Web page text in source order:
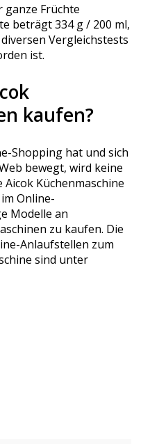
Früchte
beträgt 334 g / 200 ml,
Vergleichstests
ist.
kaufen?
Shopping hat und sich
bewegt, wird keine
Küchenmaschine
Online-
Modelle an
zu kaufen. Die
Anlaufstellen zum
sind unter